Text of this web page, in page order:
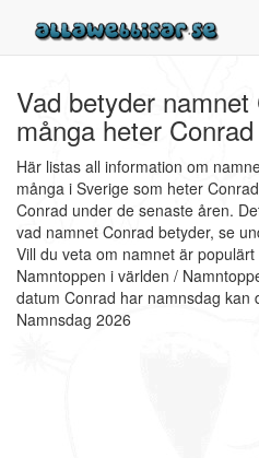
Vad betyder
många heter
Här listas all information om
många i Sverige som heter
Conrad under de senaste åren.
vad namnet Conrad betyder, se
Vill du veta om namnet är
Namntoppen i världen /
datum Conrad har namnsdag kan
Namnsdag 2026